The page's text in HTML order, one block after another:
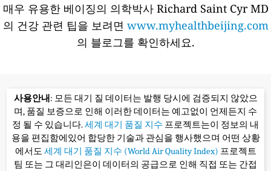
매우 유용한 베이징의 의학박사 Richard Saint Cyr MD
의 건강 관련 팁을 보려면 www.myhealthbeijing.com
의 블로그를 확인하세요.
사용안내: 모든 대기 질 데이터는 발행 당시에 검증되지 않았으
며, 품질 보증으로 인해 이러한 데이터는 예고없이 언제든지 수
정 될 수 있습니다.세계 대기 품질 지수 프로젝트는이 정보의 내
용을 편집함에있어 합당한 기술과 관심을 행사했으며 어떤 상황
에서도 세계 대기 품질 지수 (World Air Quality Index) 프로젝트
팀 또는 그 대리인은이 데이터의 공급으로 인해 직접 또는 간접